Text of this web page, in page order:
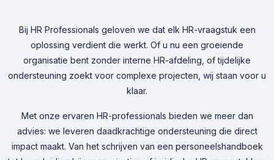
Bij HR Professionals geloven we dat elk HR-vraagstuk een
oplossing verdient die werkt. Of u nu een groeiende
organisatie bent zonder interne HR-afdeling, of tijdelijke
ondersteuning zoekt voor complexe projecten, wij staan voor u
klaar.
Met onze ervaren HR-professionals bieden we meer dan
advies: we leveren daadkrachtige ondersteuning die direct
impact maakt. Van het schrijven van een personeelshandboek